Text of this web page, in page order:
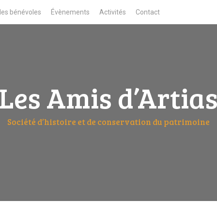
bénévoles Évènements Activités Contact
Les Amis
Société d’histoire et de conservation du patrimoine